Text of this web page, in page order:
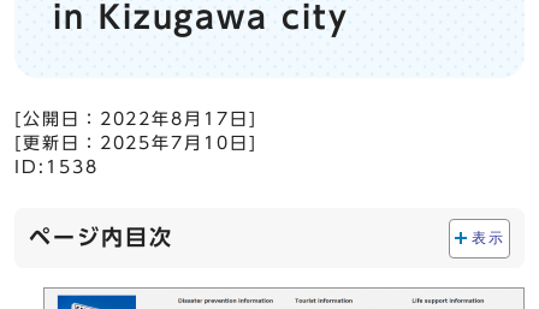
in Kizugawa city
[公開日： 2022年8月17日
[更新日： 2025年7月10日
ID:1538
ページ内目次 表示